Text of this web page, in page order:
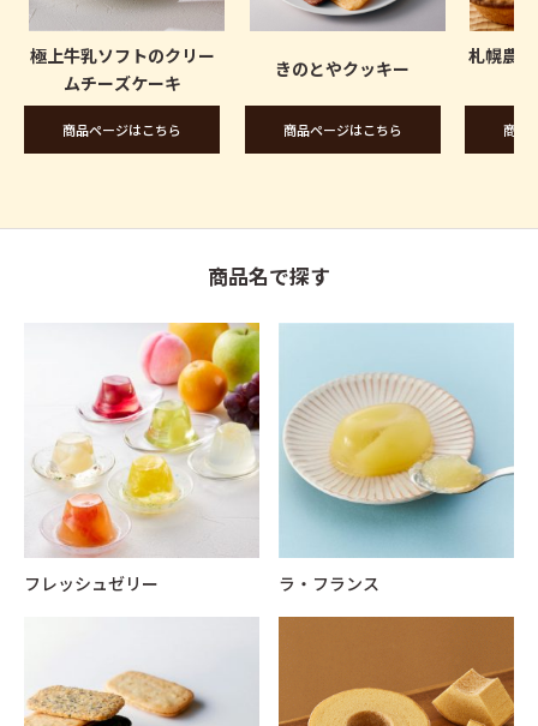
極上牛乳ソフトのクリー
ムチーズケーキ
商品ページはこちら
きのとやクッキー
商品ページはこちら
札幌農
商品
商品名で探す
フレッシュゼリー ラ・フランス